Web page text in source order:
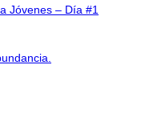
Jóvenes – Día #1